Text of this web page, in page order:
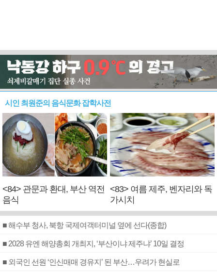
시인 최원준의 음식문화 잡학사전
<84> 관문과 환대, 부산 역전
음식
<83> 여름 제주, 벤자리와 독
가시치
■ 해수부 청사, 북항 국제여객터미널 옆에 선다(종합)
■ 2028 유엔 해양총회 개최지, ‘부산이냐 제주냐’ 10일 결정
■ 외국인 선원 ‘인신매매 경유지’ 된 부산…우려가 현실로